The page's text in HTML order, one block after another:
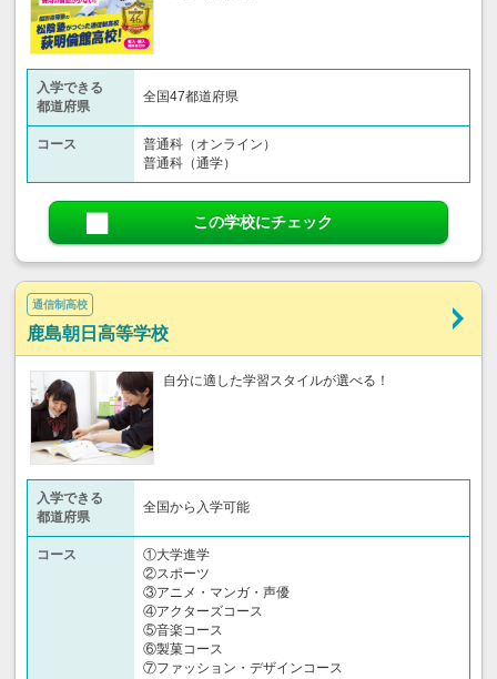
入学できる
都道府県
全国47都道府県
コース
普通科（オンライン）
普通科（通学）
この学校にチェック
通信制高校
鹿島朝日高等学校
自分に適した学習スタイルが選べる！
入学できる
都道府県
全国から入学可能
コース
①大学進学
②スポーツ
③アニメ・マンガ・声優
④アクターズコース
⑤音楽コース
⑥製菓コース
⑦ファッション・デザインコース